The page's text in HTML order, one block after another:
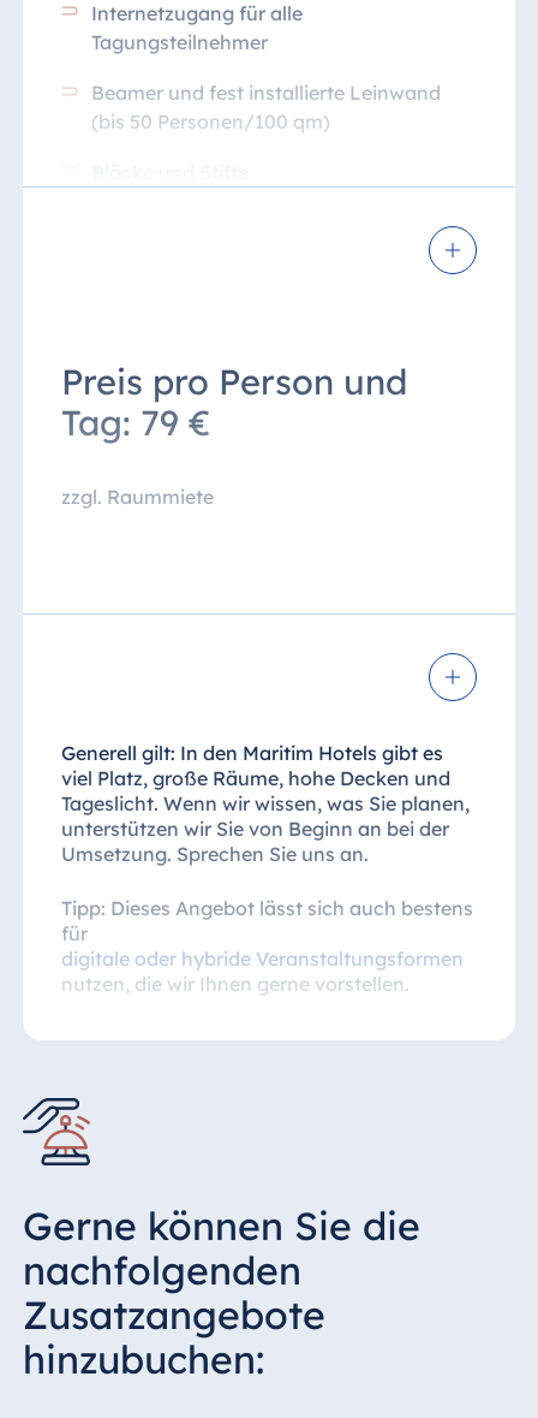
Internetzugang für alle
Tagungsteilnehmer
Beamer und fest installierte Leinwand
(bis 50 Personen/100 qm)
Mittagessen lt. Küchenchef im
Restaurant inklusive Wasser und
Apfelsaft
* An der Kaffeepausenstation finden Sie eine
Kaffeespezialitäten, eine Teeauswahl,
Preis pro Person und
Tag: 79 €
zzgl. Raummiete
Generell gilt: In den Maritim Hotels gibt es
viel Platz, große Räume, hohe Decken und
Tageslicht. Wenn wir wissen, was Sie planen,
unterstützen wir Sie von Beginn an bei der
Umsetzung. Sprechen Sie uns an.
Tipp: Dieses Angebot lässt sich auch bestens
für
digitale oder hybride Veranstaltungsformen
nutzen, die wir Ihnen gerne vorstellen.
Gerne können Sie die
nachfolgenden
Zusatzangebote
hinzubuchen: